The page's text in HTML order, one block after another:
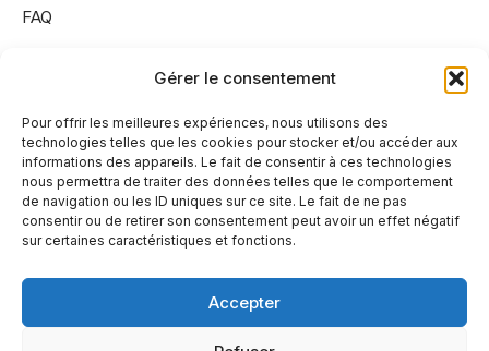
Gérer le consentement
Pour offrir les meilleures expériences, nous utilisons des
technologies telles que les cookies pour stocker et/ou accéder aux
informations des appareils. Le fait de consentir à ces technologies
nous permettra de traiter des données telles que le comportement
de navigation ou les ID uniques sur ce site. Le fait de ne pas
consentir ou de retirer son consentement peut avoir un effet négatif
sur certaines caractéristiques et fonctions.
Accepter
FAQ
Informations utiles
Conditions générales de vente
Mentions légales
Politique de cookies
Politique de confidentialité
A propos